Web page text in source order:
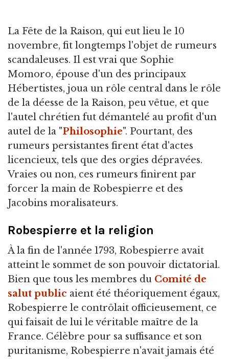
La Fête de la Raison, qui eut lieu le 10
novembre, fit longtemps l'objet de rumeurs
scandaleuses. Il est vrai que Sophie
Momoro, épouse d'un des principaux
Hébertistes, joua un rôle central dans le rôle
de la déesse de la Raison, peu vêtue, et que
l'autel chrétien fut démantelé au profit d'un
autel de la "Philosophie". Pourtant, des
rumeurs persistantes firent état d'actes
licencieux, tels que des orgies dépravées.
Vraies ou non, ces rumeurs finirent par
forcer la main de Robespierre et des
Jacobins moralisateurs.
Robespierre et la religion
À la fin de l'année 1793, Robespierre avait
atteint le sommet de son pouvoir dictatorial.
Bien que tous les membres du Comité de
salut public aient été théoriquement égaux,
Robespierre le contrôlait officieusement, ce
qui faisait de lui le véritable maître de la
France. Célèbre pour sa suffisance et son
puritanisme, Robespierre n'avait jamais été